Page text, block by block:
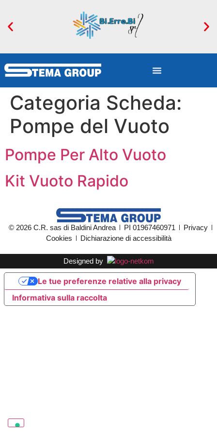
ROMA
Categoria Scheda:
Pompe del Vuoto
Pompe Per Alto Vuoto
Kit Vuoto Rapido
© 2026 C.R. sas di Baldini Andrea PI 01967460971
Privacy
Cookies
Dichiarazione di accessibilità
Designed by
Informativa sulla raccolta
Le tue preferenze relative alla privacy